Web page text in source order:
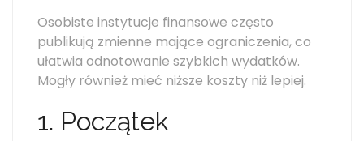
Osobiste instytucje finansowe często
publikują zmienne mające ograniczenia, co
ułatwia odnotowanie szybkich wydatków.
Mogły również mieć niższe koszty niż lepiej.
1. Początek